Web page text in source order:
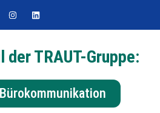
TRAUT-Gruppe: